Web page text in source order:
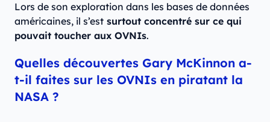
Lors de son exploration dans les bases de données
américaines, il s’est surtout concentré sur ce qui
pouvait toucher aux OVNIs.
Quelles découvertes Gary McKinnon a-
t-il faites sur les OVNIs en piratant la
NASA ?